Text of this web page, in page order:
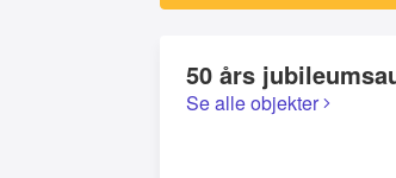
50 års
Se alle objekter